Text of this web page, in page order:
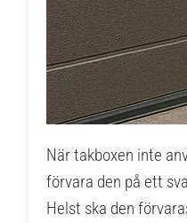
När takboxen inte
förvara den på ett
Helst ska den